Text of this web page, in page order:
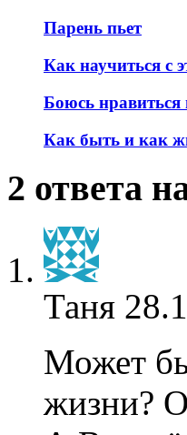
Парень пьет
Как научиться с
Боюсь
Как быть и как
2 ответа
Таня
Может
жизни?